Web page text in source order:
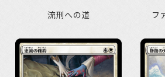
流刑への道 フ